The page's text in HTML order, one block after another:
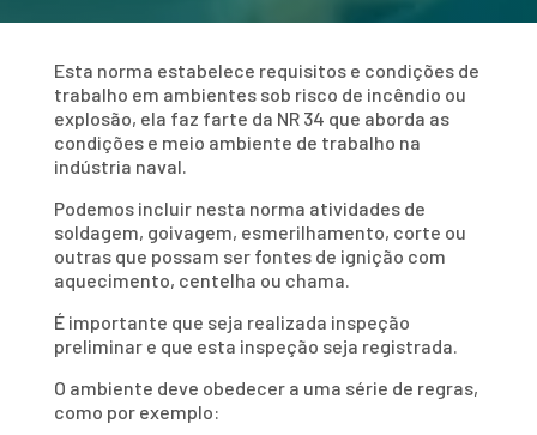
Esta norma estabelece requisitos e condições de
trabalho em ambientes sob risco de incêndio ou
explosão, ela faz farte da NR 34 que aborda as
condições e meio ambiente de trabalho na
indústria naval.
Podemos incluir nesta norma atividades de
soldagem, goivagem, esmerilhamento, corte ou
outras que possam ser fontes de ignição com
aquecimento, centelha ou chama.
É importante que seja realizada inspeção
preliminar e que esta inspeção seja registrada.
O ambiente deve obedecer a uma série de regras,
como por exemplo: